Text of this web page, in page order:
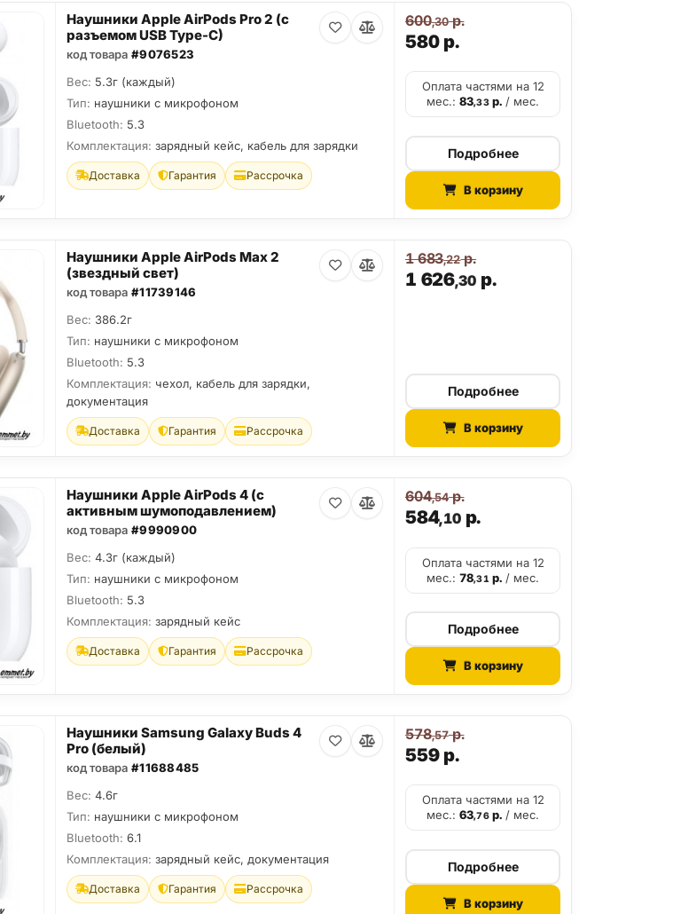
Наушники Apple AirPods Pro 2 (с
разъемом USB Type-C)
код товара #9076523
Вес: 5.3г (каждый)
Тип: наушники с микрофоном
Bluetooth: 5.3
Комплектация: зарядный кейс, кабель для зарядки
Доставка Гарантия Рассрочка
580р.
600,30р.
Оплата частями на 12
мес.:83,33р./ мес.
Подробнее
В корзину
Наушники Apple AirPods Max 2
(звездный свет)
код товара #11739146
Вес: 386.2г
Тип: наушники с микрофоном
Bluetooth: 5.3
Комплектация: чехол, кабель для зарядки,
документация
Доставка Гарантия Рассрочка
1 626,30 р.
1 683,22р.
Подробнее
В корзину
Наушники Apple AirPods 4 (с
активным шумоподавлением)
код товара #9990900
Вес: 4.3г (каждый)
Тип: наушники с микрофоном
Bluetooth: 5.3
Комплектация: зарядный кейс
Доставка Гарантия Рассрочка
584,10р.
604,54р.
Оплата частями на 12
мес.:78,31 р./ мес.
Подробнее
В корзину
Наушники Samsung Galaxy Buds 4
Pro (белый)
код товара #11688485
Вес: 4.6г
Тип: наушники с микрофоном
Bluetooth: 6.1
Комплектация: зарядный кейс, документация
Доставка Гарантия Рассрочка
559р.
578,57р.
Оплата частями на 12
мес.:63,76р./ мес.
Подробнее
В корзину